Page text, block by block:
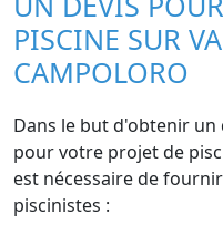
PISCINE SUR
CAMPOLORO
Dans le but d'obtenir
pour votre projet de
est nécessaire de
piscinistes :